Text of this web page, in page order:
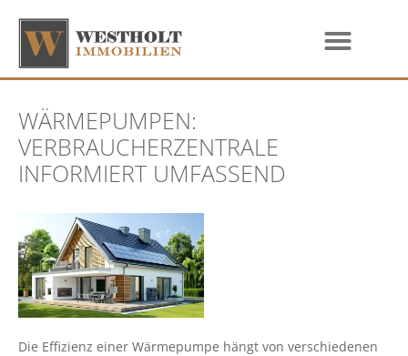
WÄRMEPUMPEN:
VERBRAUCHERZENTRALE
INFORMIERT UMFASSEND
Die Effizienz einer Wärmepumpe hängt von verschiedenen